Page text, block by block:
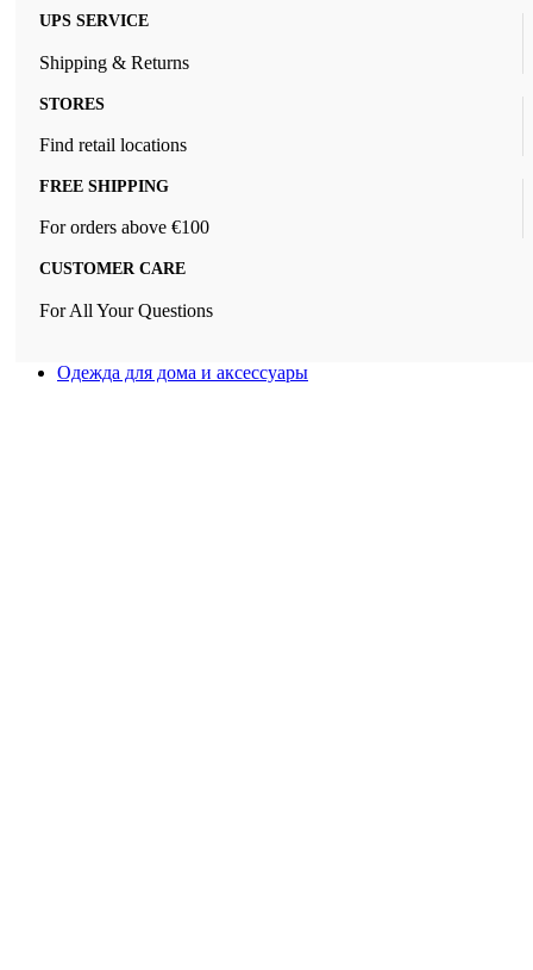
UPS SERVICE
Shipping & Returns
STORES
Find retail locations
FREE SHIPPING
For orders above €100
CUSTOMER CARE
For All Your Questions
Одежда для дома и аксессуары